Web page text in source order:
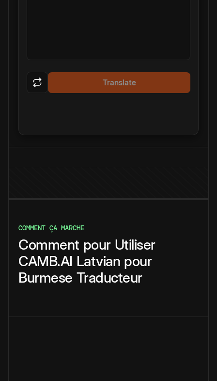
Translate
COMMENT ÇA MARCHE
Comment pour Utiliser
CAMB.AI Latvian pour
Burmese Traducteur